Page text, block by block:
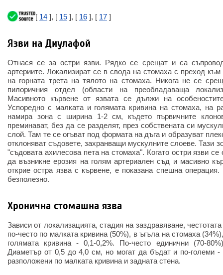
[ 14 ], [ 15 ], [ 16 ], [ 17 ]
Язви на Диулафой
Отнася се за остри язви. Рядко се срещат и са
артериите. Локализират се в свода на стомаха с преход към
на горната трета на тялото на стомаха. Никога не се
пилоричния отдел (области на преобладаваща
Масивното кървене от язвата се дължи на
Успоредно с малката и голямата кривина на стомаха, на
намира зона с ширина 1-2 см, където първичните
преминават, без да се разделят, през собствената си
слой. Там те се огъват под формата на дъга и образуват
отклоняват съдовете, захранващи мускулните слоеве. Тази
"съдовата ахилесова пета на стомаха". Когато остри язви
да възникне ерозия на голям артериален съд и масивно
открие остра язва с кървене, е показана спешна операция.
безполезно.
Хронична стомашна язва
Зависи от локализацията, стадия на заздравяване,
по-често по малката кривина (50%), в ъгъла на стомаха
голямата кривина - 0,1-0,2%. По-често единични (70-
Диаметър от 0,5 до 4,0 см, но могат да бъдат и по-големи
разположени по малката кривина и задната стена.